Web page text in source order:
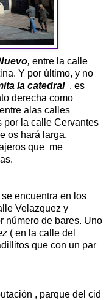
, entre la calle
Y por último, y no
la catedral, es
derecha como
alas calles
por la calle Cervantes
os hará larga.
que me
encuentra en los
Velazquez y
número de bares. Uno
( en la calle del
que con un par
, parque del cid